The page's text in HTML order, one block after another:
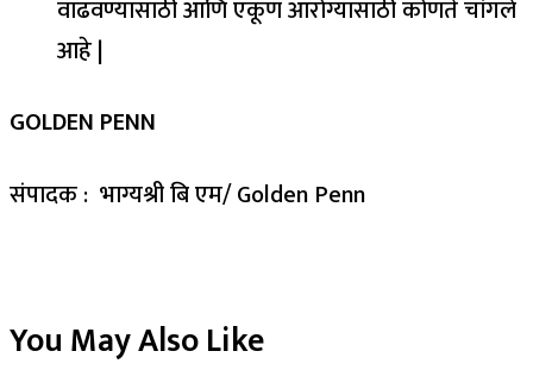
GOLDEN PENN
संपादक : भाग्यश्री बि एम/ Golden Penn
You May Also Like